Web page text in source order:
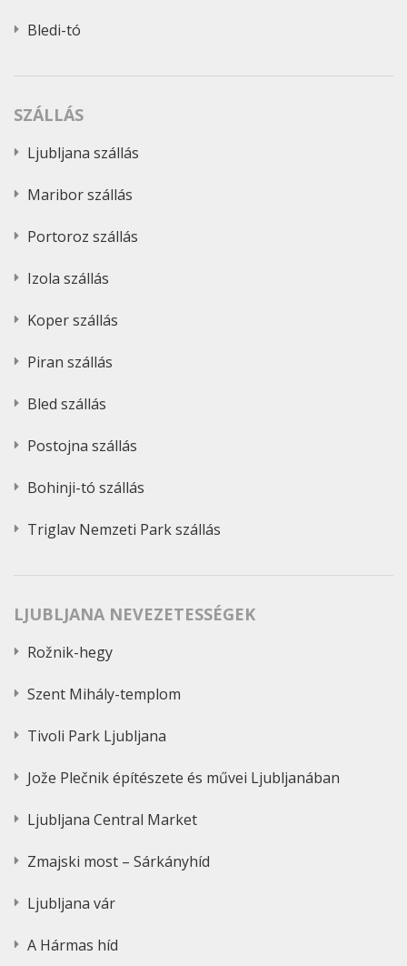
Bledi-tó
SZÁLLÁS
Ljubljana szállás
Maribor szállás
Portoroz szállás
Izola szállás
Koper szállás
Piran szállás
Bled szállás
Postojna szállás
Bohinji-tó szállás
Triglav Nemzeti Park szállás
LJUBLJANA NEVEZETESSÉGEK
Rožnik-hegy
Szent Mihály-templom
Tivoli Park Ljubljana
Jože Plečnik építészete és művei Ljubljanában
Ljubljana Central Market
Zmajski most – Sárkányhíd
Ljubljana vár
A Hármas híd